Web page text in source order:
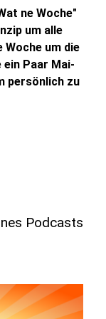
ne Woche"
um alle
Woche um die
Paar Mai-
persönlich zu
Podcasts